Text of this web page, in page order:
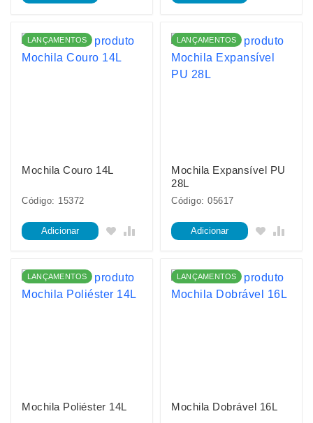
LANÇAMENTOS
Mochila Couro 14L
Código: 15372
Adicionar
LANÇAMENTOS
Mochila Expansível PU
28L
Código: 05617
Adicionar
LANÇAMENTOS
Mochila Poliéster 14L
LANÇAMENTOS
Mochila Dobrável 16L